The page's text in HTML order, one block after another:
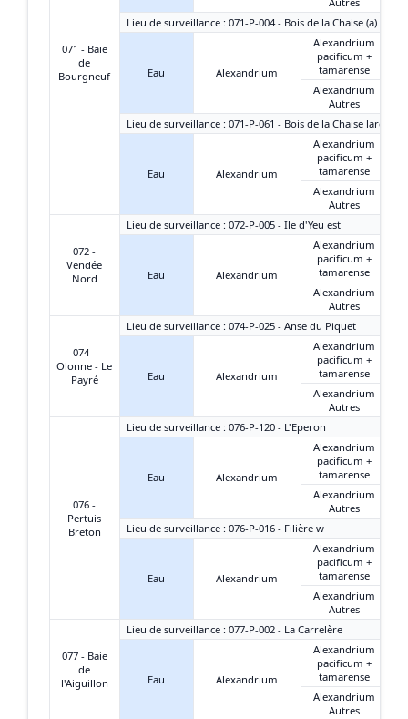
071 - Baie
de
Bourgneuf
Lieu de surveillance : 071-P-004 - Bois de la Chaise (a)
Eau Alexandrium
Alexandrium
pacificum +
tamarense
Alexandrium
Autres
Lieu de surveillance : 071-P-061 - Bois de la Chaise large
Eau Alexandrium
Alexandrium
pacificum +
tamarense
Alexandrium
Autres
072 -
Vendée
Nord
Lieu de surveillance : 072-P-005 - Ile d'Yeu est
Eau Alexandrium
Alexandrium
pacificum +
tamarense
Alexandrium
Autres
074 -
Olonne - Le
Payré
Lieu de surveillance : 074-P-025 - Anse du Piquet
Eau Alexandrium
Alexandrium
pacificum +
tamarense
Alexandrium
Autres
076 -
Pertuis
Breton
Lieu de surveillance : 076-P-120 - L'Eperon
Eau Alexandrium
Alexandrium
pacificum +
tamarense
Alexandrium
Autres
Lieu de surveillance : 076-P-016 - Filière w
Eau Alexandrium
Alexandrium
pacificum +
tamarense
Alexandrium
Autres
077 - Baie
de
l'Aiguillon
Lieu de surveillance : 077-P-002 - La Carrelère
Eau Alexandrium
Alexandrium
pacificum +
tamarense
Alexandrium
Autres